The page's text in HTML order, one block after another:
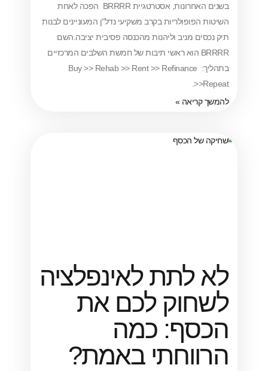
בשנים האחרונות, אסטרטגיית BRRRR הפכה לאחת
בקרב משקיעי נדל"ן המעוניינים לבנות
מניב וליהנות מהכנסה פסיבית יציבה.השם
BRRRR הוא ראשי תיבות של חמשת השלבים המרכזיים
בתהליך: Buy >> Rehab >> Rent >> Refinance
לאינפלציה
לכם את
כמה
באמת?